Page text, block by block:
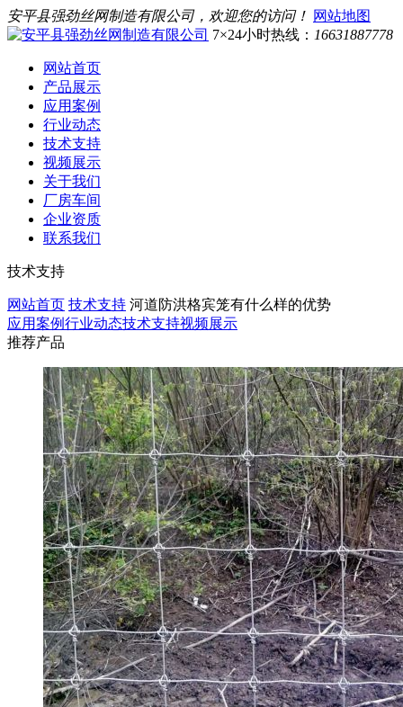
安平县强劲丝网制造有限公司，欢迎您的访问！ 网站地图
7×24小时热线： 16631887778
网站首页
产品展示
应用案例
行业动态
技术支持
视频展示
关于我们
厂房车间
企业资质
联系我们
技术支持
网站首页 技术支持 河道防洪格宾笼有什么样的优势
应用案例行业动态技术支持视频展示
推荐产品